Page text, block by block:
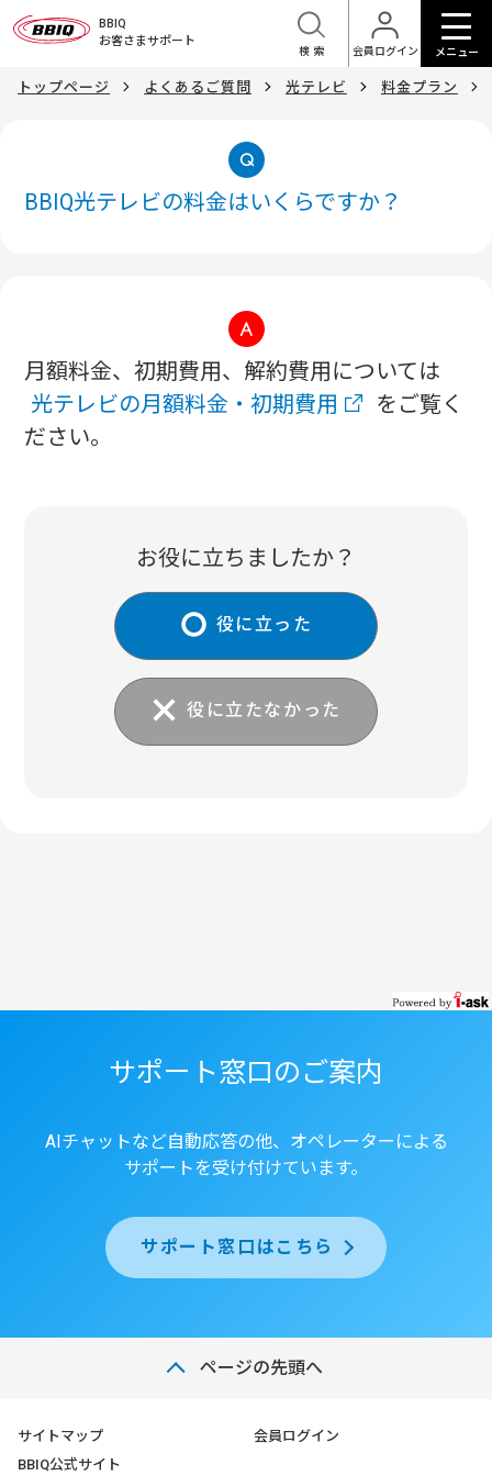
BBIQ
お客さまサポート
会員ログイン
検索 メニュー
トップページ よくあるご質問 光テレビ 料金プラン
BBIQ光テレビの料金はいくらですか？
月額料金、初期費用、解約費用については
光テレビの月額料金・初期費用
をご覧く
ださい。
お役に立ちましたか？
役に立った
役に立たなかった
サポート窓口のご案内
AIチャットなど自動応答の他、オペレーターによる
サポートを受け付けています。
サポート窓口はこちら
ページの先頭へ
サイトマップ
BBIQ公式サイト
会員ログイン